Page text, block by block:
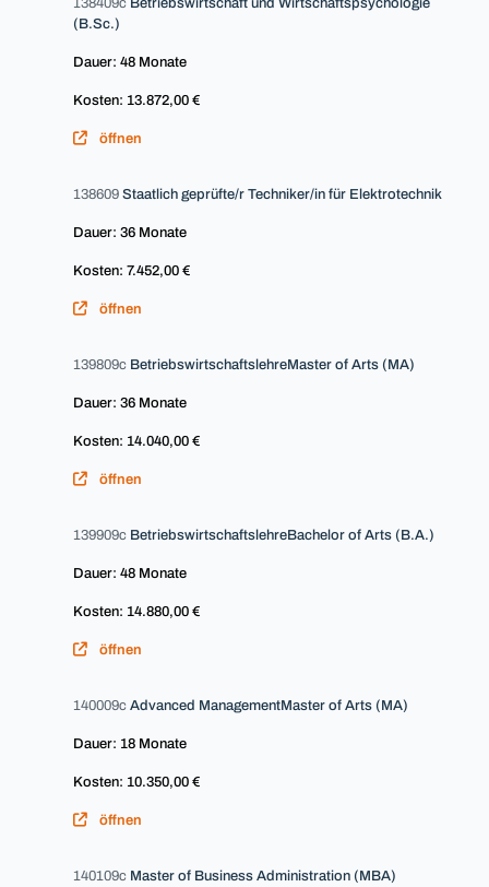
138409c Betriebswirtschaft und Wirtschaftspsychologie
(B.Sc.)
Dauer: 48 Monate
Kosten: 13.872,00 €
öffnen
138609 Staatlich geprüfte/r Techniker/in für Elektrotechnik
Dauer: 36 Monate
Kosten: 7.452,00 €
öffnen
139809c BetriebswirtschaftslehreMaster of Arts (MA)
Dauer: 36 Monate
Kosten: 14.040,00 €
öffnen
139909c BetriebswirtschaftslehreBachelor of Arts (B.A.)
Dauer: 48 Monate
Kosten: 14.880,00 €
öffnen
140009c Advanced ManagementMaster of Arts (MA)
Dauer: 18 Monate
Kosten: 10.350,00 €
öffnen
140109c Master of Business Administration (MBA)